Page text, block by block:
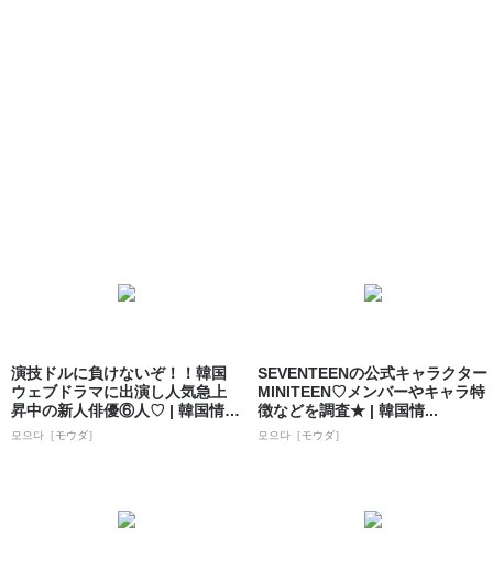
演技ドルに負けないぞ！！韓国
ウェブドラマに出演し人気急上
昇中の新人俳優⑥人♡ | 韓国情報
サイト ...
모으다［モウダ］
SEVENTEENの公式キャラクター
MINITEEN♡メンバーやキャラ特
徴などを調査★ | 韓国情...
모으다［モウダ］